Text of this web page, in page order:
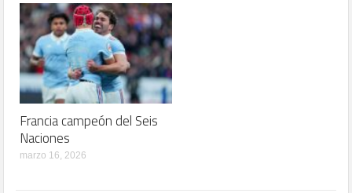
Francia campeón del Seis
Naciones
marzo 16, 2026